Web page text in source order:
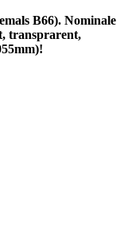
B66). Nominale
transprarent,